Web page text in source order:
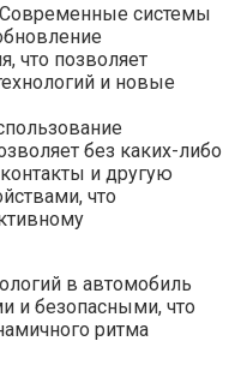
системы
что позволяет
и новые
без каких-либо
и другую
что
в автомобиль
и безопасными, что
ритма